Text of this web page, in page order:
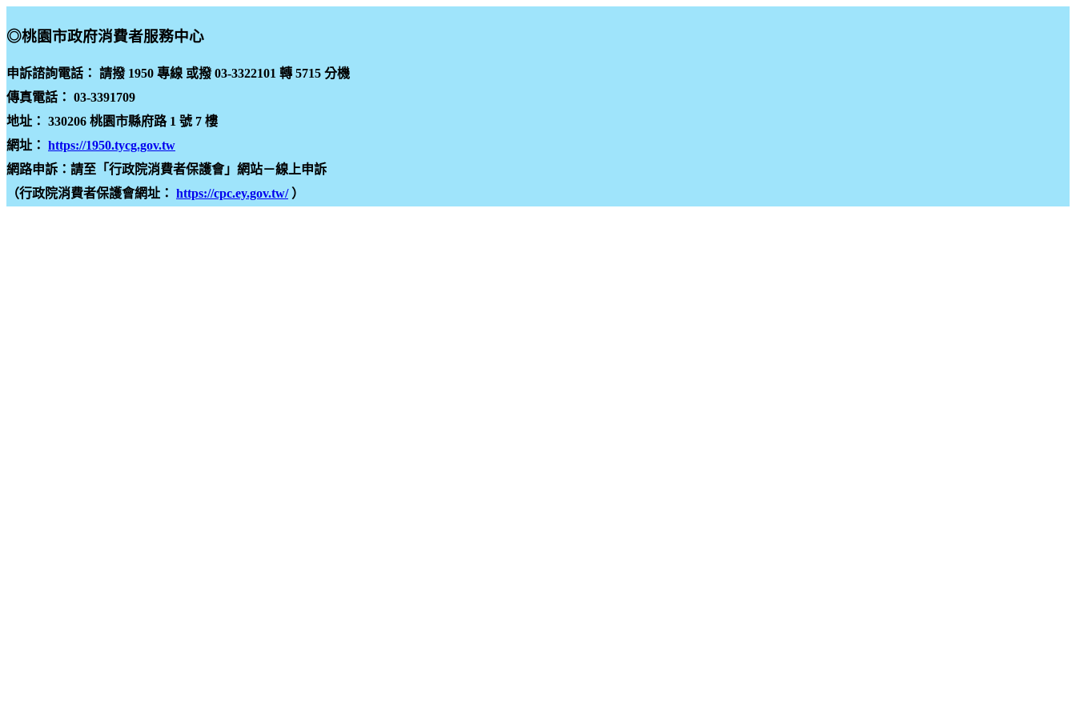
◎桃園市政府消費者服務中心
申訴諮詢電話： 請撥 1950 專線 或撥03-3322101 轉 5715 分機
傳真電話： 03-3391709
地址： 330206 桃園市縣府路 1 號 7 樓
網址： https://1950.tycg.gov.tw
網路申訴：請至「行政院消費者保護會」網站－線上申訴
（行政院消費者保護會網址： https://cpc.ey.gov.tw/）